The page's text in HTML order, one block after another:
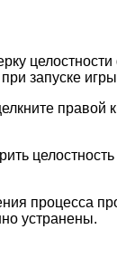
запуске
процесса
устранены.